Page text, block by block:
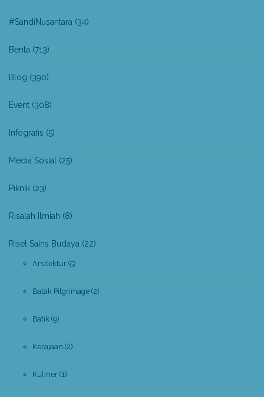
#SandiNusantara (34)
Berita (713)
Blog (390)
Event (308)
Infografis (5)
Media Sosial (25)
Piknik (23)
Risalah Ilmiah (8)
Riset Sains Budaya (22)
Arsitektur (5)
Batak Pilgrimage (2)
Batik (9)
Kerajaan (2)
Kuliner (1)